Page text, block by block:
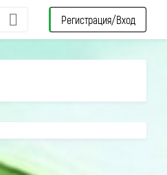
Регистрация/Вход